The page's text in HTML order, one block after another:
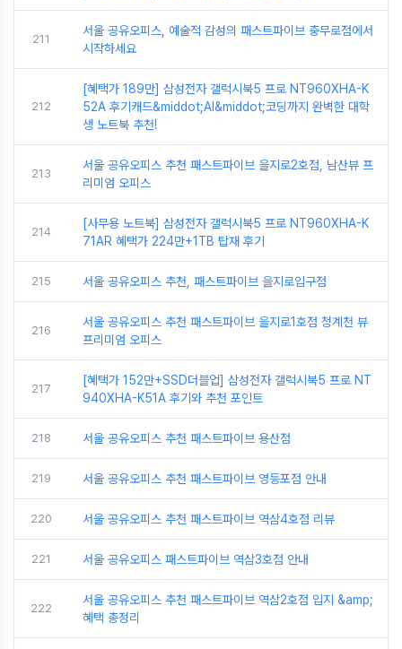
211
서울 공유오피스, 예술적 감성의 패스트파이브 충무로점에서
시작하세요
212
[혜택가 189만] 삼성전자 갤럭시북5 프로 NT960XHA-K
52A 후기캐드&middot;AI&middot;코딩까지 완벽한 대학
생 노트북 추천!
213
서울 공유오피스 추천 패스트파이브 을지로2호점, 남산뷰 프
리미엄 오피스
214
[사무용 노트북] 삼성전자 갤럭시북5 프로 NT960XHA-K
71AR 혜택가 224만+1TB 탑재 후기
215 서울 공유오피스 추천, 패스트파이브 을지로입구점
216
서울 공유오피스 추천 패스트파이브 을지로1호점 청계천 뷰
프리미엄 오피스
217
[혜택가 152만+SSD더블업] 삼성전자 갤럭시북5 프로 NT
940XHA-K51A 후기와 추천 포인트
218 서울 공유오피스 추천 패스트파이브 용산점
219 서울 공유오피스 추천 패스트파이브 영등포점 안내
220 서울 공유오피스 추천 패스트파이브 역삼4호점 리뷰
221 서울 공유오피스 패스트파이브 역삼3호점 안내
222
서울 공유오피스 추천 패스트파이브 역삼2호점 입지 &amp;
혜택 총정리